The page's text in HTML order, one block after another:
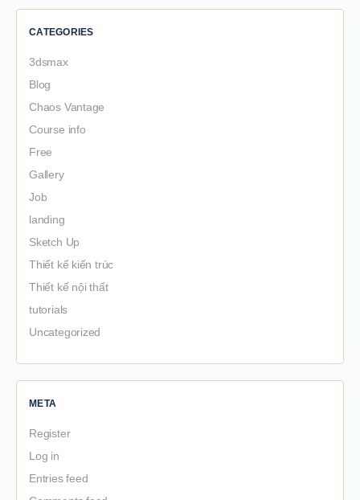
CATEGORIES
3dsmax
Blog
Chaos Vantage
Course info
Free
Gallery
Job
landing
Sketch Up
Thiết kế kiến trúc
Thiết kế nội thất
tutorials
Uncategorized
META
Register
Log in
Entries feed